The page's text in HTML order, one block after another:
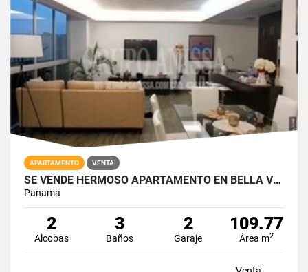
APARTAMENTO VENTA
SE VENDE HERMOSO APARTAMENTO EN BELLA VISTA COD. 4361826
Panama
2
Alcobas
3
Baños
2
Garaje
109.77
Área m2